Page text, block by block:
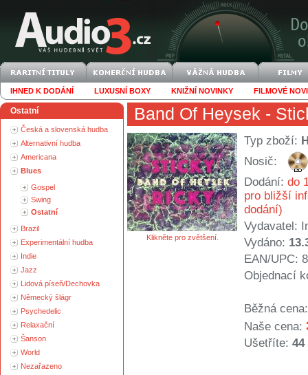
IHNED K DODÁNÍ LUXUSNÍ BOXY KNIŽNÍ NOVINKY FILMOVÉ
Ostatní
Česká a slovenská hudba
Alternativní hudba
Americana
Blues
Gospel
Swing
Ostatní
Brazil
Experimentální hudba
Indie
Jazz
Lidová píseň/Dechovka
Německý šlágr
Psychedelic
Relaxační
Šanson
World
Nezařazeno
Band Of Heysek -
Klikněte pro zvětšení.
Typ zboží:
Nosič:
Dodání: do
pro bližší
dodání)
Vydavatel:
Vydáno:
EAN/UPC:
Objednací
Běžná cena:
Naše cena:
Ušetříte: 44